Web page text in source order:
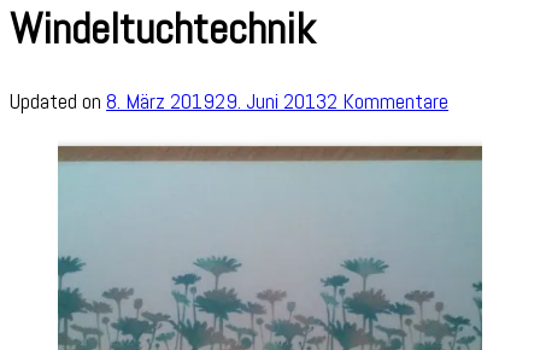
Windeltuchtechnik
Updated on 8. März 201929. Juni 20132 Kommentare